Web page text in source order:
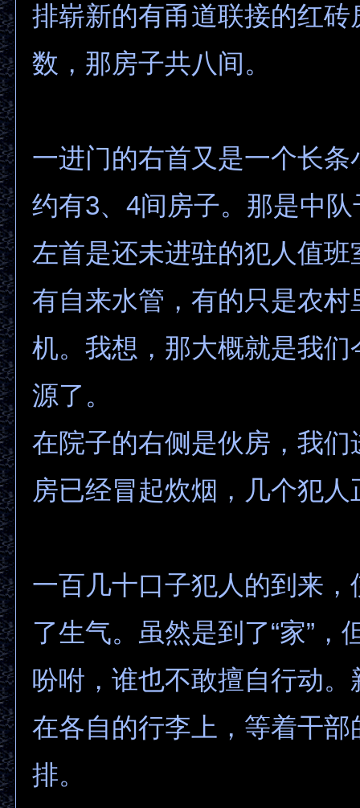
排崭新的有甬道联接的红砖
数，那房子共八间。
一进门的右首又是一个长条
约有3、4间房子。那是中
左首是还未进驻的犯人值班
有自来水管，有的只是农村
机。我想，那大概就是我们
源了。
在院子的右侧是伙房，我们
房已经冒起炊烟，几个犯人
一百几十口子犯人的到来，
了生气。虽然是到了“家”，
吩咐，谁也不敢擅自行动。
在各自的行李上，等着干部
排。